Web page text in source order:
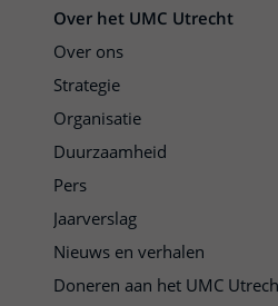
Over het UMC Utrecht
Over ons
Strategie
Organisatie
Duurzaamheid
Pers
Jaarverslag
Nieuws en verhalen
Doneren aan het UMC